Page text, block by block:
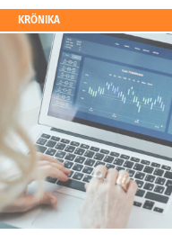
KRÖNIKA